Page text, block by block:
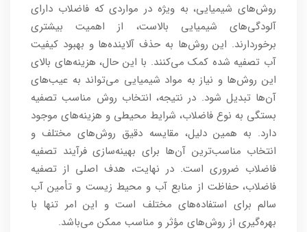
روش‌های شیمیایی، به ویژه در مواردی که فاضلاب دارای
آلودگی‌های شیمیایی بالاست، از اهمیت بیشتری
برخوردارند. این روش‌ها به حذف آلاینده‌ها و بهبود کیفیت
آب تصفیه شده کمک می‌کنند. با این حال، هزینه‌های بالای
این روش‌ها و نیاز به مواد شیمیایی می‌تواند به عیب‌های
آن‌ها تبدیل شود. در نتیجه، انتخاب روش مناسب تصفیه
بستگی به نوع فاضلاب، شرایط محیطی و هزینه‌های موجود
دارد. به همین دلیل، مقایسه دقیق روش‌های مختلف و
انتخاب مناسب‌ترین آن‌ها برای بهینه‌سازی فرآیند تصفیه
فاضلاب ضروری است. در نهایت، هدف اصلی از تصفیه
فاضلاب، حفاظت از منابع آب و محیط زیست و تأمین آب
سالم برای استفاده‌های مختلف است و این امر تنها با
بهره‌گیری از روش‌های مؤثر و مناسب ممکن می‌باشد.